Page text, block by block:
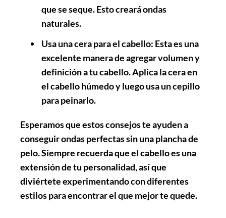
que se seque. Esto creará ondas
naturales.
Usa una cera para el cabello: Esta es una
excelente manera de agregar volumen y
definición a tu cabello. Aplica la cera en
el cabello húmedo y luego usa un cepillo
para peinarlo.
Esperamos que estos consejos te ayuden a
conseguir ondas perfectas sin una plancha de
pelo. Siempre recuerda que el cabello es una
extensión de tu personalidad, así que
diviértete experimentando con diferentes
estilos para encontrar el que mejor te quede.